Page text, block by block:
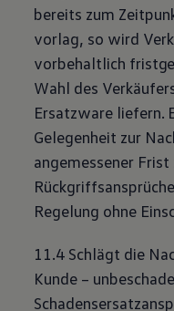
bereits zum
vorlag, so wird
vorbehaltlich
Wahl des
Ersatzware liefern.
Gelegenheit zur
angemessener Frist
Regelung ohne
11.4 Schlägt die
Kunde –